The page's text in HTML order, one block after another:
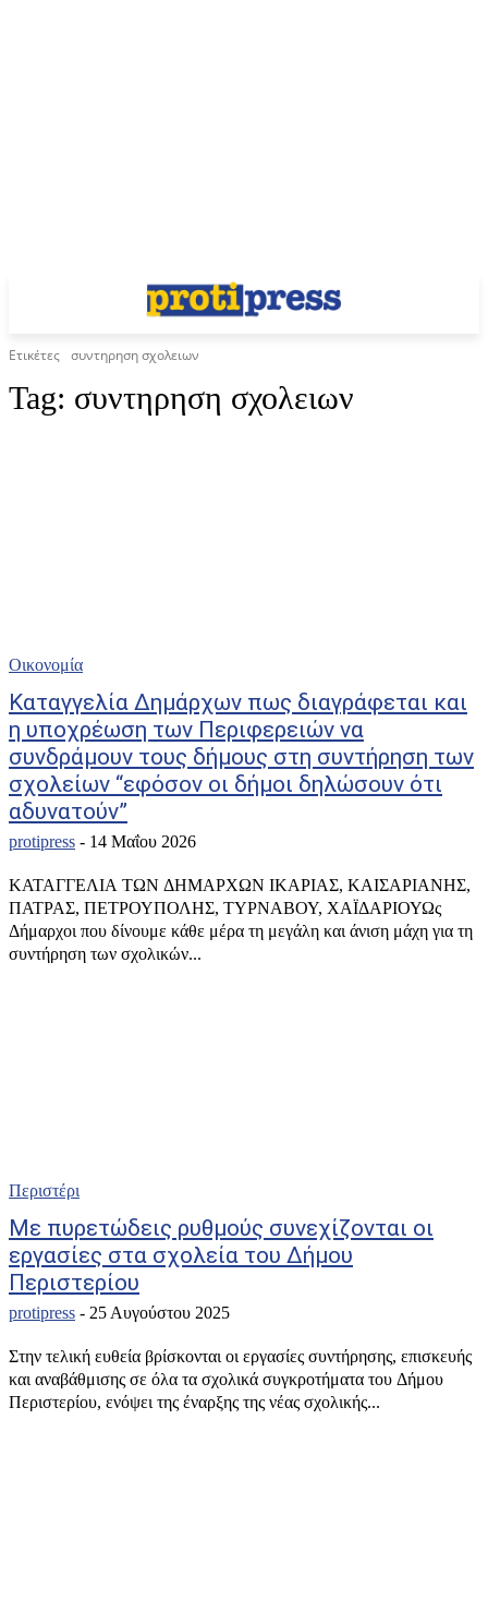
Ετικέτες συντηρηση σχολειων
Tag: συντηρηση σχολειων
Οικονομία
Καταγγελία Δημάρχων πως διαγράφεται και
η υποχρέωση των Περιφερειών να
συνδράμουν τους δήμους στη συντήρηση των
σχολείων “εφόσον οι δήμοι δηλώσουν ότι
αδυνατούν”
protipress - 14 Μαΐου 2026
ΚΑΤΑΓΓΕΛΙΑ ΤΩΝ ΔΗΜΑΡΧΩΝ ΙΚΑΡΙΑΣ, ΚΑΙΣΑΡΙΑΝΗΣ,
ΠΑΤΡΑΣ, ΠΕΤΡΟΥΠΟΛΗΣ, ΤΥΡΝΑΒΟΥ, ΧΑΪΔΑΡΙΟΥΩς
Δήμαρχοι που δίνουμε κάθε μέρα τη μεγάλη και άνιση μάχη για τη
συντήρηση των σχολικών...
Περιστέρι
Με πυρετώδεις ρυθμούς συνεχίζονται οι
εργασίες στα σχολεία του Δήμου
Περιστερίου
protipress - 25 Αυγούστου 2025
Στην τελική ευθεία βρίσκονται οι εργασίες συντήρησης, επισκευής
και αναβάθμισης σε όλα τα σχολικά συγκροτήματα του Δήμου
Περιστερίου, ενόψει της έναρξης της νέας σχολικής...